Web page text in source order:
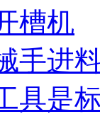
槽机
手进
具是